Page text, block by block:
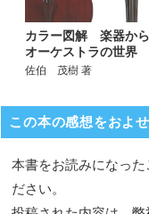
カラー図解 楽器か
オーケストラの世界
佐伯 茂樹 著
この本の感想をおよ
本書をお読みになっ
ださい。